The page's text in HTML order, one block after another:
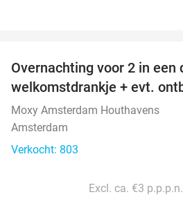
Overnachting voor 2 in een
welkomstdrankje + evt.
Moxy Amsterdam Houthavens
Amsterdam
Verkocht: 803
Excl. ca. €3